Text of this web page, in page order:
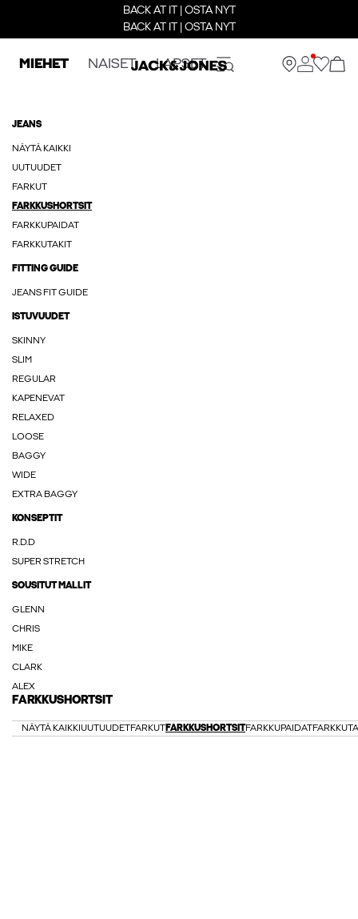
BACK AT IT | OSTA NYT
BACK AT IT | OSTA NYT
MIEHET NAISET LAPSET
JEANS
NÄYTÄ KAIKKI
UUTUUDET
FARKUT
FARKKUSHORTSIT
FARKKUPAIDAT
FARKKUTAKIT
FITTING GUIDE
JEANS FIT GUIDE
ISTUVUUDET
SKINNY
SLIM
REGULAR
KAPENEVAT
RELAXED
LOOSE
BAGGY
WIDE
EXTRA BAGGY
KONSEPTIT
R.D.D
SUPER STRETCH
SOUSITUT MALLIT
GLENN
CHRIS
MIKE
CLARK
ALEX
FARKKUSHORTSIT
NÄYTÄ KAIKKI UUTUUDETFARKUTFARKKUSHORTSITFARKKUPAIDAT